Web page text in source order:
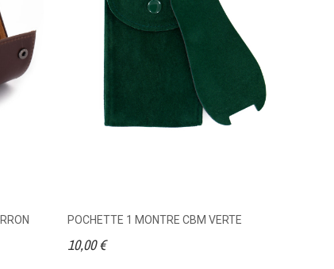
POCHETTE 1 MONTRE CBM VERTE
10,00 €